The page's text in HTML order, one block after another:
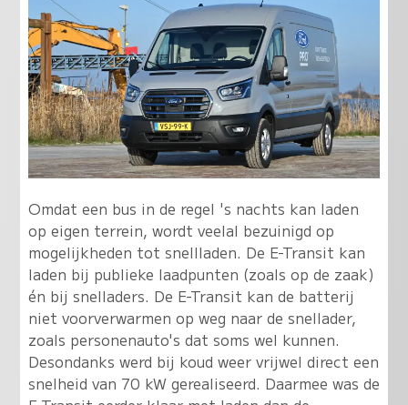
Omdat een bus in de regel 's nachts kan laden
op eigen terrein, wordt veelal bezuinigd op
mogelijkheden tot snellladen. De E-Transit kan
laden bij publieke laadpunten (zoals op de zaak)
én bij snelladers. De E-Transit kan de batterij
niet voorverwarmen op weg naar de snellader,
zoals personenauto's dat soms wel kunnen.
Desondanks werd bij koud weer vrijwel direct een
snelheid van 70 kW gerealiseerd. Daarmee was de